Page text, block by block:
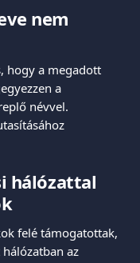
nem
hogy a megadott
a
névvel.
hálózattal
felé támogatottak,
hálózatban az